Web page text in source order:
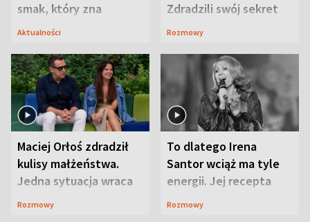
smak, który zna
Lubelszczyzna
Aktualności
Zdradzili swój sekret
Rozmowy
Maciej Orłoś zdradził
kulisy małżeństwa.
Jedna sytuacja wraca
jak bumerang
Rozmowy
To dlatego Irena
Santor wciąż ma tyle
energii. Jej recepta
jest zaskakująco
Rozmowy